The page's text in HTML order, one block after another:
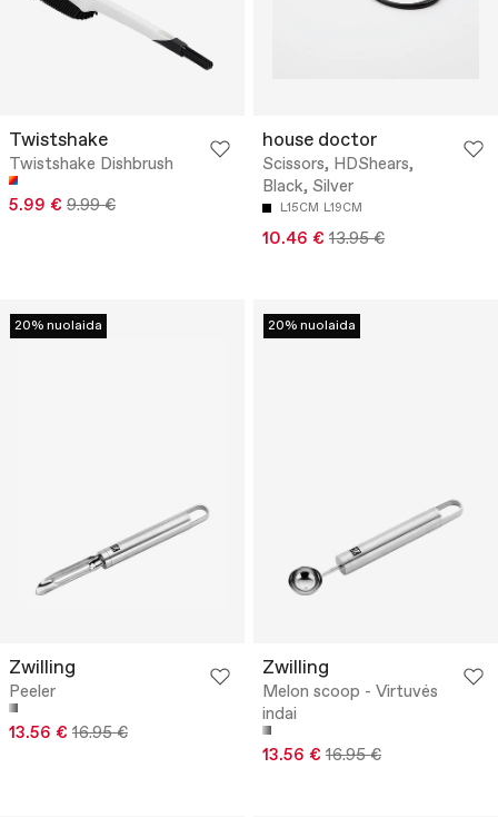
Twistshake
Twistshake Dishbrush
5.99 € 9.99 €
house doctor
Scissors, HDShears,
Black, Silver
L15CM L19CM
10.46 € 13.95 €
20% nuolaida
Zwilling
Peeler
13.56 € 16.95 €
20% nuolaida
Zwilling
Melon scoop - Virtuvės
indai
13.56 € 16.95 €